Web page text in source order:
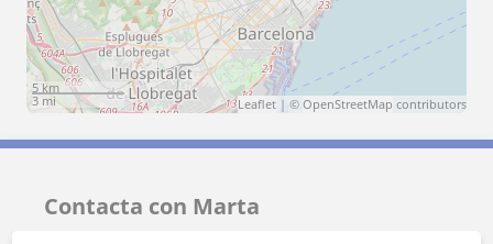
5 km
3 mi
Leaflet | © OpenStreetMap contributors
Contacta con Marta